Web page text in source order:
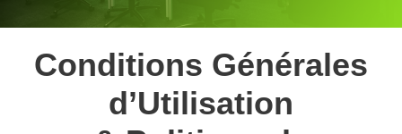
Conditions Générales
d’Utilisation